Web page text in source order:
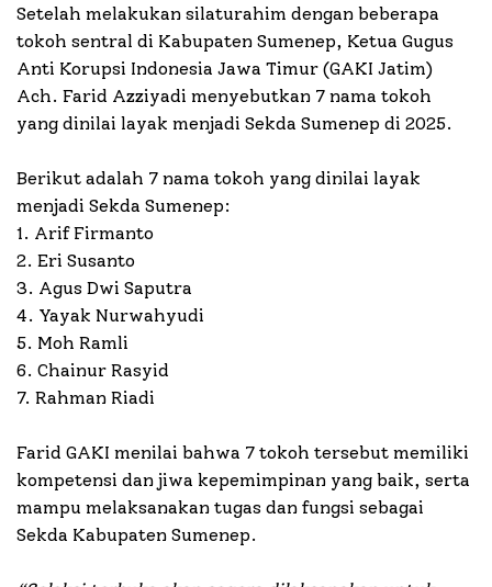
Setelah melakukan silaturahim dengan beberapa
tokoh sentral di Kabupaten Sumenep, Ketua Gugus
Anti Korupsi Indonesia Jawa Timur (GAKI Jatim)
Ach. Farid Azziyadi menyebutkan 7 nama tokoh
yang dinilai layak menjadi Sekda Sumenep di 2025.
Berikut adalah 7 nama tokoh yang dinilai layak
menjadi Sekda Sumenep:
1. Arif Firmanto
2. Eri Susanto
3. Agus Dwi Saputra
4. Yayak Nurwahyudi
5. Moh Ramli
6. Chainur Rasyid
7. Rahman Riadi
Farid GAKI menilai bahwa 7 tokoh tersebut memiliki
kompetensi dan jiwa kepemimpinan yang baik, serta
mampu melaksanakan tugas dan fungsi sebagai
Sekda Kabupaten Sumenep.